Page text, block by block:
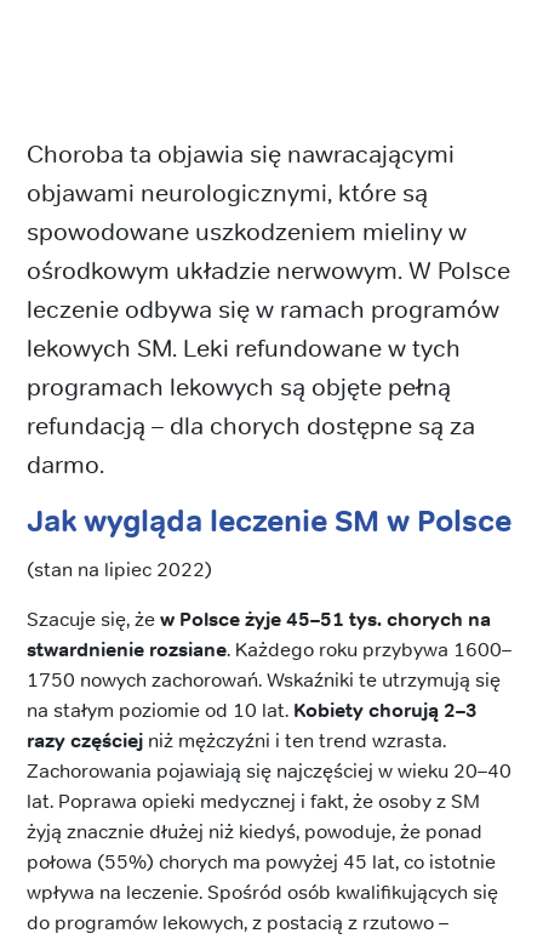
Choroba ta objawia się nawracającymi
objawami neurologicznymi, które są
spowodowane uszkodzeniem mieliny w
ośrodkowym układzie nerwowym. W Polsce
leczenie odbywa się w ramach programów
lekowych SM. Leki refundowane w tych
programach lekowych są objęte pełną
refundacją – dla chorych dostępne są za
darmo.
Jak wygląda leczenie SM w Polsce
(stan na lipiec 2022)
Szacuje się, żew Polsce żyje 45–51 tys. chorych na
stwardnienie rozsiane. Każdego roku przybywa 1600–
1750 nowych zachorowań. Wskaźniki te utrzymują się
na stałym poziomie od 10 lat. Kobiety chorują 2–3
razy częściej niż mężczyźni i ten trend wzrasta.
Zachorowania pojawiają się najczęściej w wieku 20–40
lat. Poprawa opieki medycznej i fakt, że osoby z SM
żyją znacznie dłużej niż kiedyś, powoduje, że ponad
połowa (55%) chorych ma powyżej 45 lat, co istotnie
wpływa na leczenie. Spośród osób kwalifikujących się
do programów lekowych, z postacią z rzutowo –